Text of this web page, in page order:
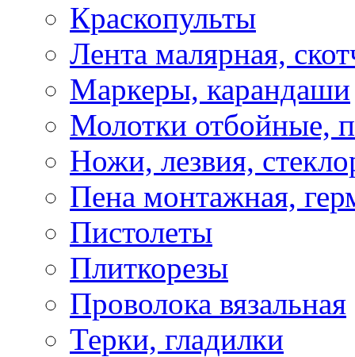
Краскопульты
Лента малярная,
Маркеры, карандаши
Молотки отбойные,
Ножи, лезвия,
Пена монтажная,
Пистолеты
Плиткорезы
Проволока вязальная
Терки, гладилки